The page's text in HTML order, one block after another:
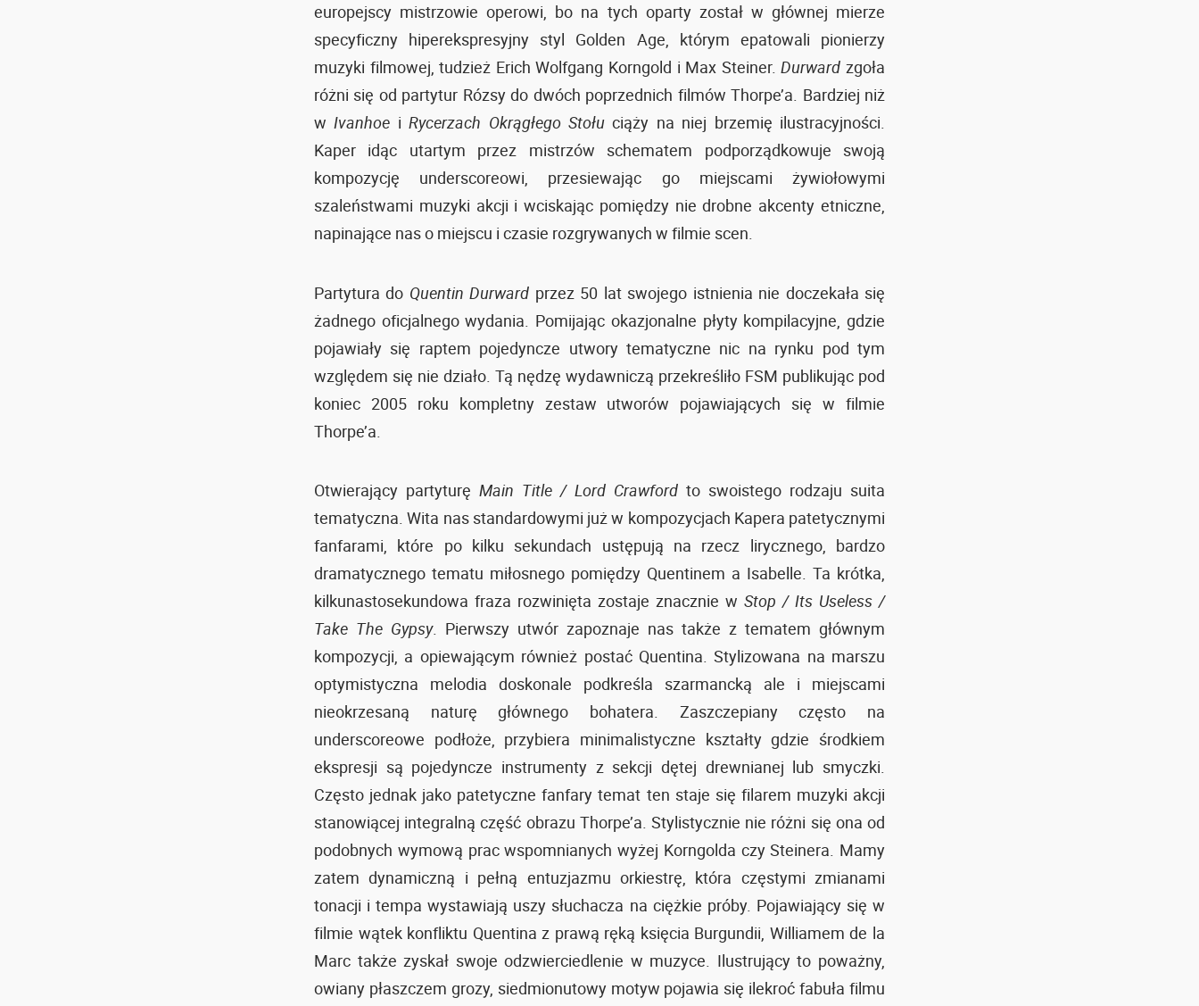
europejscy mistrzowie operowi, bo na tych oparty został w głównej mierze
specyficzny hiperekspresyjny styl Golden Age, którym epatowali pionierzy
muzyki filmowej, tudzież Erich Wolfgang Korngold i Max Steiner.Durward zgoła
różni się od partytur Rózsy do dwóch poprzednich filmów Thorpe’a. Bardziej niż
wIvanhoe iRycerzach Okrągłego Stołu ciąży na niej brzemię ilustracyjności.
Kaper idąc utartym przez mistrzów schematem podporządkowuje swoją
kompozycję underscoreowi, przesiewając go miejscami żywiołowymi
szaleństwami muzyki akcji i wciskając pomiędzy nie drobne akcenty etniczne,
napinające nas o miejscu i czasie rozgrywanych w filmie scen.
Partytura do Quentin Durward przez 50 lat swojego istnienia nie doczekała się
żadnego oficjalnego wydania. Pomijając okazjonalne płyty kompilacyjne, gdzie
pojawiały się raptem pojedyncze utwory tematyczne nic na rynku pod tym
względem się nie działo. Tą nędzę wydawniczą przekreśliło FSM publikując pod
koniec 2005 roku kompletny zestaw utworów pojawiających się w filmie
Thorpe’a.
Otwierający partyturę Main Title / Lord Crawford to swoistego rodzaju suita
tematyczna. Wita nas standardowymi już w kompozycjach Kapera patetycznymi
fanfarami, które po kilku sekundach ustępują na rzecz lirycznego, bardzo
dramatycznego tematu miłosnego pomiędzy Quentinem a Isabelle. Ta krótka,
kilkunastosekundowa fraza rozwinięta zostaje znacznie w Stop / Its Useless /
Take The Gypsy. Pierwszy utwór zapoznaje nas także z tematem głównym
kompozycji, a opiewającym również postać Quentina. Stylizowana na marszu
optymistyczna melodia doskonale podkreśla szarmancką ale i miejscami
nieokrzesaną naturę głównego bohatera. Zaszczepiany często na
underscoreowe podłoże, przybiera minimalistyczne kształty gdzie środkiem
ekspresji są pojedyncze instrumenty z sekcji dętej drewnianej lub smyczki.
Często jednak jako patetyczne fanfary temat ten staje się filarem muzyki akcji
stanowiącej integralną część obrazu Thorpe’a. Stylistycznie nie różni się ona od
podobnych wymową prac wspomnianych wyżej Korngolda czy Steinera. Mamy
zatem dynamiczną i pełną entuzjazmu orkiestrę, która częstymi zmianami
tonacji i tempa wystawiają uszy słuchacza na ciężkie próby. Pojawiający się w
filmie wątek konfliktu Quentina z prawą ręką księcia Burgundii, Williamem de la
Marc także zyskał swoje odzwierciedlenie w muzyce. Ilustrujący to poważny,
owiany płaszczem grozy, siedmionutowy motyw pojawia się ilekroć fabuła filmu